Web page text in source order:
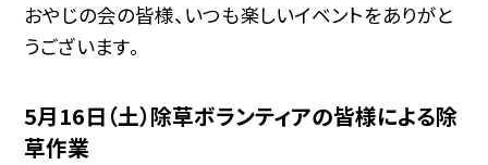
おやじの会の皆様、いつも楽しいイベントをありがと
うございます。
5月16日（土）除草ボランティアの皆様による除
草作業